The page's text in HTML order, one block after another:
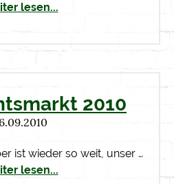
lesen...
2010
ist wieder so weit, unser …
lesen...